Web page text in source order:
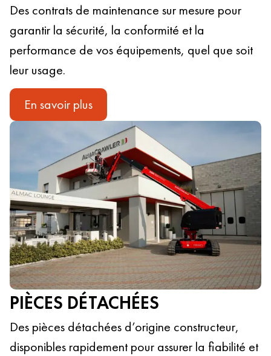
Des contrats de maintenance sur mesure pour
garantir la sécurité, la conformité et la
performance de vos équipements, quel que soit
leur usage.
En savoir plus
PIÈCES DÉTACHÉES
Des pièces détachées d’origine constructeur,
disponibles rapidement pour assurer la fiabilité et